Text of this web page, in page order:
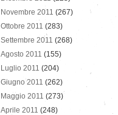
Novembre 2011 (267)
Ottobre 2011 (283)
Settembre 2011 (268)
Agosto 2011 (155)
Luglio 2011 (204)
Giugno 2011 (262)
Maggio 2011 (273)
Aprile 2011 (248)